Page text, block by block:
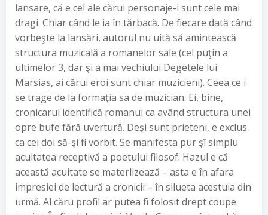
lansare, că e cel ale cărui personaje-i sunt cele mai
dragi. Chiar când le ia în tărbacă. De fiecare dată când
vorbeşte la lansări, autorul nu uită să amintească
structura muzicală a romanelor sale (cel puţin a
ultimelor 3, dar şi a mai vechiului Degetele lui
Marsias, ai cărui eroi sunt chiar muzicieni). Ceea ce i
se trage de la formaţia sa de muzician. Ei, bine,
cronicarul identifică romanul ca având structura unei
opre bufe fără uvertură. Deşi sunt prieteni, e exclus
ca cei doi să-şi fi vorbit. Se manifesta pur şî simplu
acuitatea receptivă a poetului filosof. Hazul e că
această acuitate se materlizează – asta e în afara
impresiei de lectură a cronicii – în silueta acestuia din
urmă. Al căru profil ar putea fi folosit drept coupe